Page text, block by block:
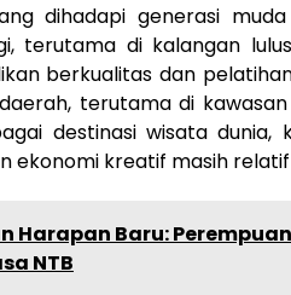
dihadapi generasi
terutama di kalangan
berkualitas dan
terutama di
destinasi wisata dunia,
ekonomi kreatif masih
Harapan Baru:
NTB